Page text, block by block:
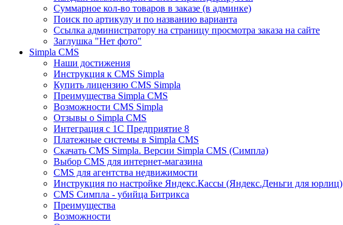
Суммарное кол-во товаров в заказе (в админке)
Поиск по артикулу и по названию варианта
Ссылка администратору на страницу просмотра заказа на сайте
Заглушка "Нет фото"
Simpla CMS
Наши достижения
Инструкция к CMS Simpla
Купить лицензию CMS Simpla
Преимущества Simpla CMS
Возможности CMS Simpla
Отзывы о Simpla CMS
Интеграция с 1С Предприятие 8
Платежные системы в Simpla CMS
Скачать CMS Simpla. Версии Simpla CMS (Симпла)
Выбор CMS для интернет-магазина
CMS для агентства недвижимости
Инструкция по настройке Яндекс.Кассы (Яндекс.Деньги для юрлиц)
CMS Симпла - убийца Битрикса
Преимущества
Возможности